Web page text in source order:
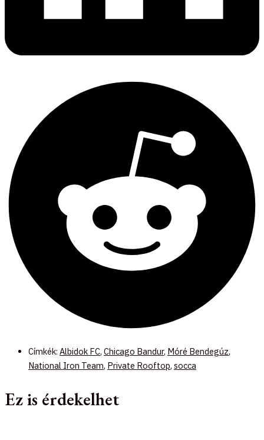
Címkék: Albidok FC, Chicago Bandur, Móré Bendegúz,
National Iron Team, Private Rooftop, socca
Ez is érdekelhet